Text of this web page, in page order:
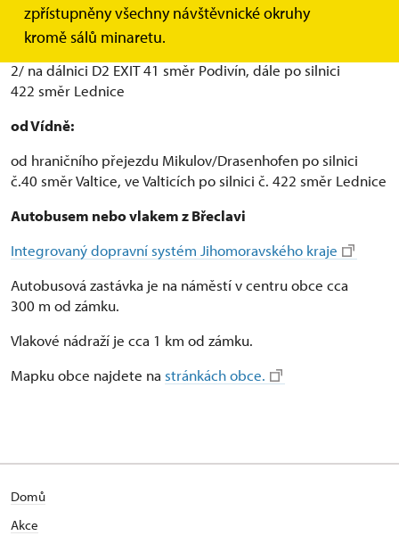
zpřístupněny všechny návštěvnické okruhy
kromě sálů minaretu.
1/ z centra Břeclavi směr Lednice
2/ na dálnici D2 EXIT 41 směr Podivín, dále po silnici
422 směr Lednice
od Vídně:
od hraničního přejezdu Mikulov/Drasenhofen po silnici
č.40 směr Valtice, ve Valticích po silnici č. 422 směr Lednice
Autobusem nebo vlakem z Břeclavi
Integrovaný dopravní systém Jihomoravského kraje
Autobusová zastávka je na náměstí v centru obce cca
300 m od zámku.
Vlakové nádraží je cca 1 km od zámku.
Mapku obce najdete na stránkách obce.
Domů
Akce